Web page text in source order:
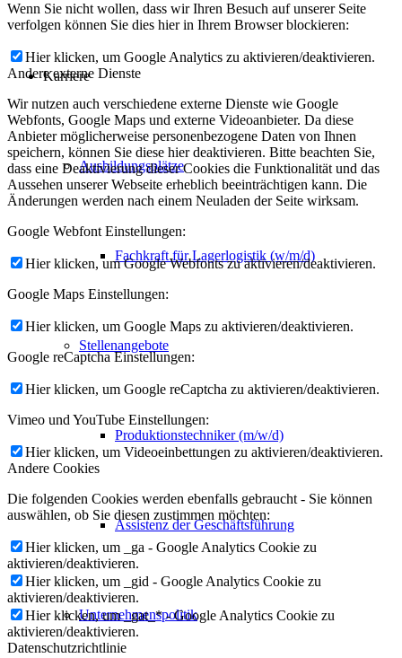
Karriere
Ausbildungsplätze
Fachkraft für Lagerlogistik (w/m/d)
Stellenangebote
Produktionstechniker (m/w/d)
Assistenz der Geschäftsführung
Unternehmenspolitik
Wenn Sie nicht wollen, dass wir Ihren Besuch auf unserer Seite
verfolgen können Sie dies hier in Ihrem Browser blockieren:
Hier klicken, um Google Analytics zu aktivieren/deaktivieren.
Andere externe Dienste
Wir nutzen auch verschiedene externe Dienste wie Google
Webfonts, Google Maps und externe Videoanbieter. Da diese
Anbieter möglicherweise personenbezogene Daten von Ihnen
speichern, können Sie diese hier deaktivieren. Bitte beachten Sie,
dass eine Deaktivierung dieser Cookies die Funktionalität und das
Aussehen unserer Webseite erheblich beeinträchtigen kann. Die
Änderungen werden nach einem Neuladen der Seite wirksam.
Google Webfont Einstellungen:
Hier klicken, um Google Webfonts zu aktivieren/deaktivieren.
Google Maps Einstellungen:
Hier klicken, um Google Maps zu aktivieren/deaktivieren.
Google reCaptcha Einstellungen:
Hier klicken, um Google reCaptcha zu aktivieren/deaktivieren.
Vimeo und YouTube Einstellungen:
Hier klicken, um Videoeinbettungen zu aktivieren/deaktivieren.
Andere Cookies
Die folgenden Cookies werden ebenfalls gebraucht - Sie können
auswählen, ob Sie diesen zustimmen möchten:
Hier klicken, um _ga - Google Analytics Cookie zu
aktivieren/deaktivieren.
Hier klicken, um _gid - Google Analytics Cookie zu
aktivieren/deaktivieren.
Hier klicken, um _gat_* - Google Analytics Cookie zu
aktivieren/deaktivieren.
Datenschutzrichtlinie